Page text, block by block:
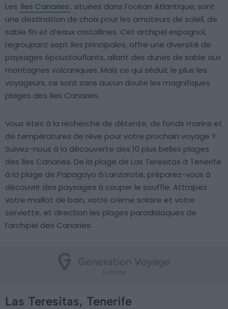
Les îles Canaries, situées dans l’océan Atlantique, sont
une destination de choix pour les amateurs de soleil, de
sable fin et d’eaux cristallines. Cet archipel espagnol,
regroupant sept îles principales, offre une diversité de
paysages époustouflants, allant des dunes de sable aux
montagnes volcaniques. Mais ce qui séduit le plus les
voyageurs, ce sont sans aucun doute les magnifiques
plages des îles Canaries.
Vous êtes à la recherche de détente, de fonds marins et
de températures de rêve pour votre prochain voyage ?
Suivez-nous à la découverte des 10 plus belles plages
des îles Canaries. De la plage de Las Teresitas à Tenerife
à la plage de Papagayo à Lanzarote, préparez-vous à
découvrir des paysages à couper le souffle. Attrapez
votre maillot de bain, votre crème solaire et votre
serviette, et direction les plages paradisiaques de
l’archipel des Canaries.
Las Teresitas, Tenerife